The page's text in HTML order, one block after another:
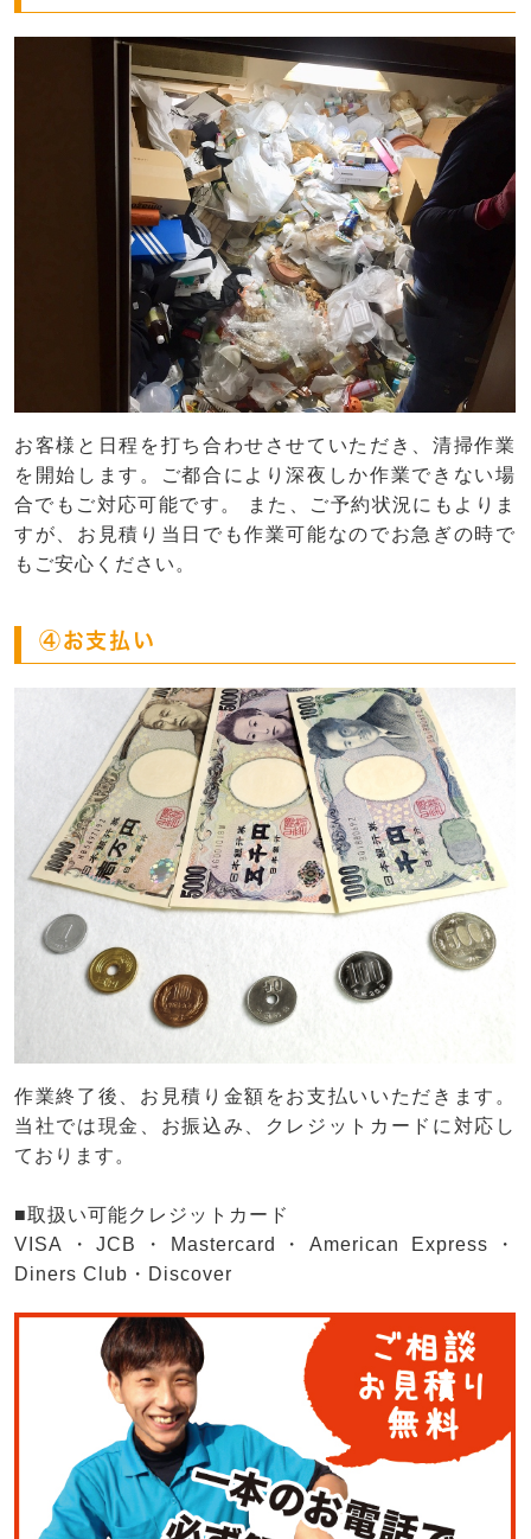
お客様と日程を打ち合わせさせていただき、清掃作業
を開始します。ご都合により深夜しか作業できない場
合でもご対応可能です。 また、ご予約状況にもよりま
すが、お見積り当日でも作業可能なのでお急ぎの時で
もご安心ください。
④お支払い
作業終了後、お見積り金額をお支払いいただきます。
当社では現金、お振込み、クレジットカードに対応し
ております。
■取扱い可能クレジットカード
VISA・JCB・Mastercard・American Express・
Diners Club・Discover